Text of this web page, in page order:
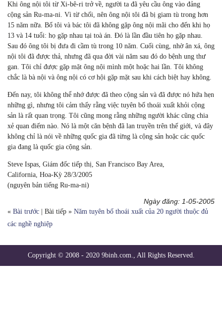
Khi ông nội tôi từ Xi-bê-ri trở về, người ta đã yêu cầu ông vào đảng
cộng sản Ru-ma-ni. Vì từ chối, nên ông nội tôi đã bị giam tù trong hơn
15 năm nữa. Bố tôi và bác tôi đã không gặp ông nội mãi cho đến khi họ
13 và 14 tuổi: họ gặp nhau tại toà án. Đó là lần đầu tiên họ gặp nhau.
Sau đó ông tôi bị đưa đi cầm tù trong 10 năm. Cuối cùng, nhờ ân xá, ông
nội tôi đã được thả, nhưng đã qua đời vài năm sau đó do bệnh ung thư
gan. Tôi chỉ được gặp mặt ông nội mình một hoặc hai lần. Tôi không
chắc là bà nội và ông nội có cơ hội gặp mặt sau khi cách biệt hay không.
Đến nay, tôi không thể nhớ được đã theo cộng sản và đã được nó hứa hẹn
những gì, nhưng tôi cảm thấy rằng việc tuyên bố thoái xuất khỏi cộng
sản là rất quan trọng. Tôi cũng mong rằng những người khác cũng chia
xẻ quan điếm nào. Nó là một căn bệnh đã lan truyền trên thế giới, và đây
không chỉ là nói về những quốc gia đã từng là cộng sản hoặc các quốc
gia đang là quốc gia cộng sản.
Steve Ispas, Giám đốc tiếp thị, San Francisco Bay Area,
California, Hoa-Kỳ 28/3/2005
(nguyên bản tiếng Ru-ma-ni)
Ngày đăng: 1-05-2005
« Bài trước | Bài tiếp » Năm tuyên bố thoái xuất của 20 người thuộc đủ
các nghề nghiệp
Copyright © 2008 - 2020 9binh.com., All Rights Reserved.